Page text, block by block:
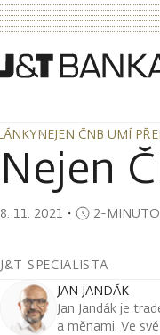
NEJEN ČNB UMÍ
NEJEN ČNB UMÍ
Nejen
8. 11. 2021 ・ 2-
J&T SPECIALISTA
JAN JANDÁK
Jan Jandák je
a měnami. Ve